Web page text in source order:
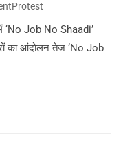
Job No Shaadi’
का आंदोलन तेज ‘No Job